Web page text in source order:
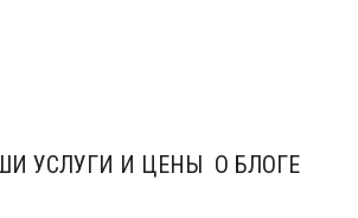
УСЛУГИ И ЦЕНЫ О БЛОГЕ